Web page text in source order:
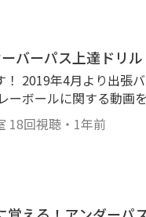
なので 意識を高く持ち
バーパス上達ドリル
！ 2019年4月より出張
ーボールに関する動画
の経験に基づき、１人
も嬉しいです‼️ バレー
バーパスが苦手な方や
18回視聴 ・ 1年前